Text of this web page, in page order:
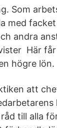
Som
med
andra
Här får
högre lön.
att
till alla